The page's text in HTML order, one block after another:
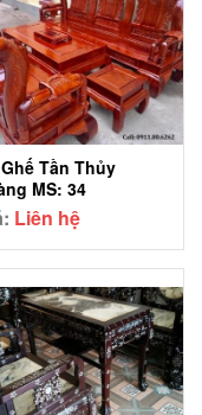
Tần Thủy
MS: 34
Liên hệ